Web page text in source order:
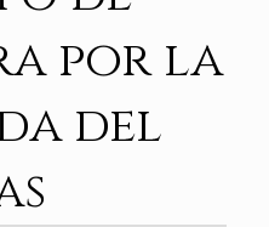
por la
del